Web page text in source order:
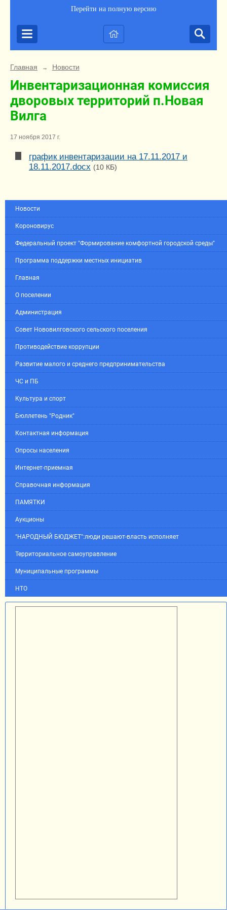
Перейти на полную версию
Главная → Новости
Инвентаризационная комиссия
дворовых территорий п.Новая
Вилга
17 ноября 2017 г.
график инвентаризации на 17.11.2017 и
18.11.2017.docx (10 КБ)
Новости
Короновирус
Федеральный проект "Формирование комфортной городской среды"
Программа поддержки местных инициатив
Главная
О поселении
Администрация
Совет Нововилговского сельского поселения
Противодействие коррупции
Развитие малого и среднего предпринимательства
ЧС и ПБ
Культура и спорт
Бюллетень "Родник"
Контактная информация
Опросы населения
Интернет-приемная
Справочная информация
ПАМЯТКИ
Аукционы
"НАРОДНЫЙ БЮДЖЕТ":люди решают-власть исполняет
Территориальное самоуправление
Муниципальные программы
НТО